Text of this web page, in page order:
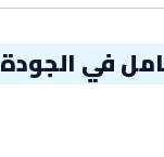
في الجودة